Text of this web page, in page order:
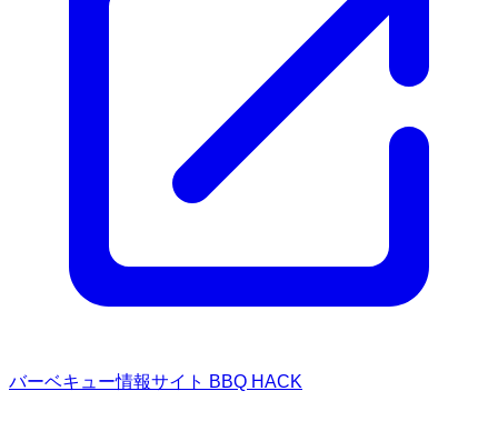
バーベキュー情報サイト BBQ HACK